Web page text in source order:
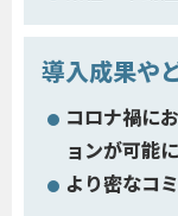
導入成果や
コロナ禍に
ョンが可能
より密なコ